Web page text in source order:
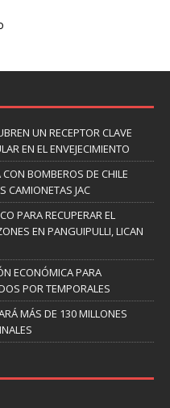
UN RECEPTOR CLAVE
EN EL ENVEJECIMIENTO
BOMBEROS DE CHILE
CAMIONETAS JAC
PARA RECUPERAR EL
EN PANGUIPULLI, LICAN
ECONÓMICA PARA
POR TEMPORALES
MÁS DE 130 MILLONES